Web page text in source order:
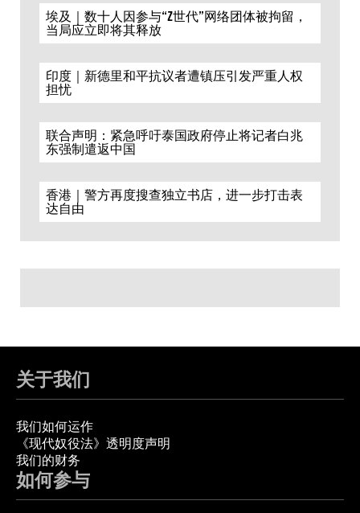
埃及｜数十人因参与“Z世代”网络团体被拘留，
当局应立即将其释放
印度｜新德里和平抗议者遭镇压引发严重人权
担忧
联合声明：紧急呼吁泰国政府停止将记者白兆
东强制遣返中国
香港｜警方再度搜查独立书店，进一步打击表
达自由
关于我们
我们如何运作
《现代奴役法》透明度声明
我们的财务
如何参与